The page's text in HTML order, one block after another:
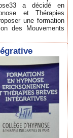
a décidé en
et Thérapies
une formation
des Mouvements